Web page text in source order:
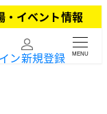
・イベント情報
ン新規登録 MENU